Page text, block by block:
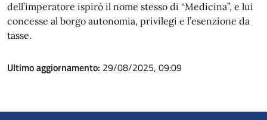
dell’imperatore ispirò il nome stesso di “Medicina”, e lui
concesse al borgo autonomia, privilegi e l’esenzione da
tasse.
Ultimo aggiornamento: 29/08/2025, 09:09